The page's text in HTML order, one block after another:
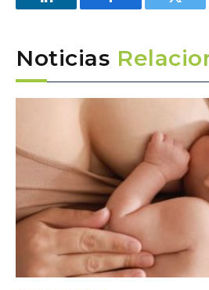
LinkedIn Facebook
Noticias